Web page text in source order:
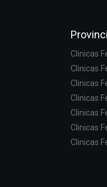
Clinicas
Clinicas
Clinicas
Clinicas
Clinicas
Clinicas
Clinicas